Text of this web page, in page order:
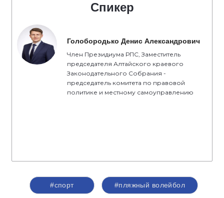
Спикер
Голобородько Денис Александрович
Член Президиума РПС, Заместитель
председателя Алтайского краевого
Законодательного Собрания -
председатель комитета по правовой
политике и местному самоуправлению
#спорт #пляжный волейбол